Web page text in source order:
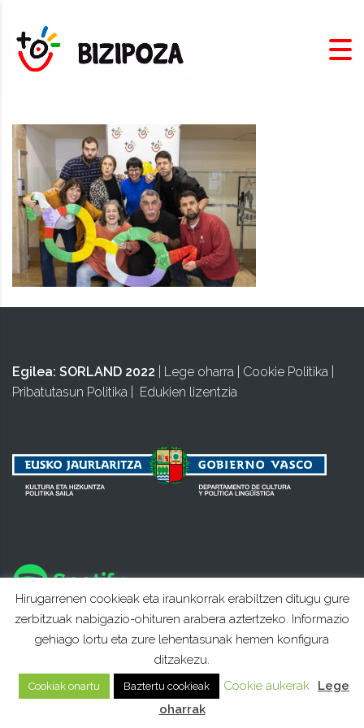
Egilea: SORLAND 2022 Lege oharra Cookie Politika
Pribatutasun Politika
Edukien lizentzia
Hirugarrenen cookieak eta iraunkorrak erabiltzen ditugu gure
zerbitzuak nabigazio-ohituren arabera aztertzeko. Informazio
gehiago lortu eta zure lehentasunak hemen konfigura
ditzakezu.
Cookiak onartu Baztertu cookieak Cookie aukerak
Lege
oharrak